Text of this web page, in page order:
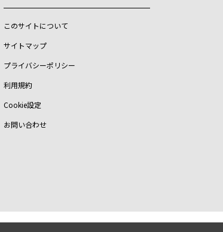
このサイトについて
サイトマップ
プライバシーポリシー
利用規約
Cookie設定
お問い合わせ